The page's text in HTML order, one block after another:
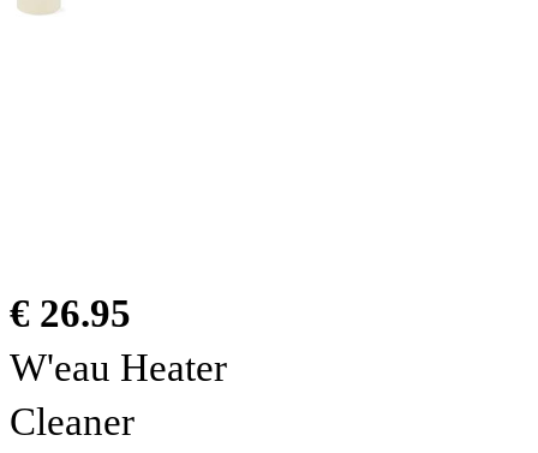
€ 26.95
W'eau Heater
Cleaner